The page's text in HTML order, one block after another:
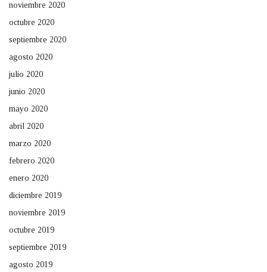
noviembre 2020
octubre 2020
septiembre 2020
agosto 2020
julio 2020
junio 2020
mayo 2020
abril 2020
marzo 2020
febrero 2020
enero 2020
diciembre 2019
noviembre 2019
octubre 2019
septiembre 2019
agosto 2019